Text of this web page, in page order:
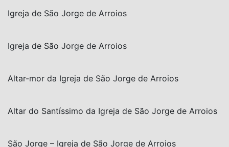
Igreja de São Jorge de Arroios
Igreja de São Jorge de Arroios
Altar-mor da Igreja de São Jorge de Arroios
Altar do Santíssimo da Igreja de São Jorge de Arroios
São Jorge – Igreja de São Jorge de Arroios